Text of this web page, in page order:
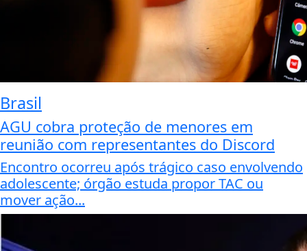
Brasil
AGU cobra proteção de menores em
reunião com representantes do Discord
Encontro ocorreu após trágico caso envolvendo
adolescente; órgão estuda propor TAC ou
mover ação...